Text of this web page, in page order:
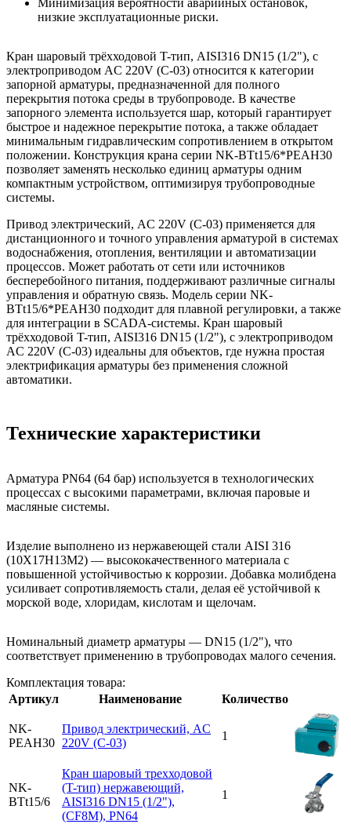
Кран шаровый трёхходовой T-тип, AISI316 DN15 (1/2"), с
электроприводом AC 220V (С-03) относится к категории
запорной арматуры, предназначенной для полного
перекрытия потока среды в трубопроводе. В качестве
запорного элемента используется шар, который гарантирует
быстрое и надежное перекрытие потока, а также обладает
минимальным гидравлическим сопротивлением в открытом
положении. Конструкция крана серии NK-BTt15/6*PEAH30
позволяет заменять несколько единиц арматуры одним
компактным устройством, оптимизируя трубопроводные
системы.
Привод электрический, AC 220V (C-03) применяется для
дистанционного и точного управления арматурой в системах
водоснабжения, отопления, вентиляции и автоматизации
процессов. Может работать от сети или источников
бесперебойного питания, поддерживают различные сигналы
управления и обратную связь. Модель серии NK-
BTt15/6*PEAH30 подходит для плавной регулировки, а также
для интеграции в SCADA-системы. Кран шаровый
трёхходовой T-тип, AISI316 DN15 (1/2"), с электроприводом
AC 220V (С-03) идеальны для объектов, где нужна простая
электрификация арматуры без применения сложной
автоматики.
низкие эксплуатационные риски.
Технические характеристики
Арматура PN64 (64 бар) используется в технологических
процессах с высокими параметрами, включая паровые и
масляные системы.
Изделие выполнено из нержавеющей стали AISI 316
(10Х17Н13М2) — высококачественного материала с
повышенной устойчивостью к коррозии. Добавка молибдена
усиливает сопротивляемость стали, делая её устойчивой к
морской воде, хлоридам, кислотам и щелочам.
Номинальный диаметр арматуры — DN15 (1/2"), что
соответствует применению в трубопроводах малого сечения.
Комплектация товара:
Артикул
Наименование Количество
NK-
PEAH30
Привод электрический, AC
220V (C-03)
1
NK-
BTt15/6
Кран шаровый трехходовой
(T-тип) нержавеющий,
AISI316 DN15 (1/2"),
(CF8M), PN64
1